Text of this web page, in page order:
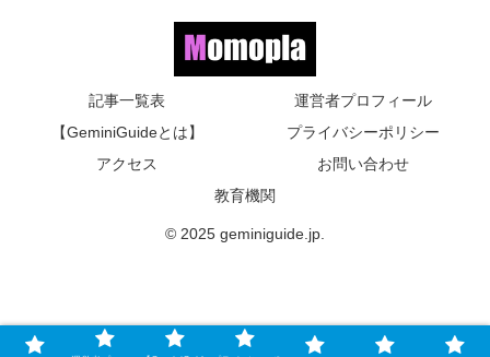
記事一覧表
運営者プロフィール
【GeminiGuideとは】
プライバシーポリシー
アクセス
お問い合わせ
教育機関
© 2025 geminiguide.jp.